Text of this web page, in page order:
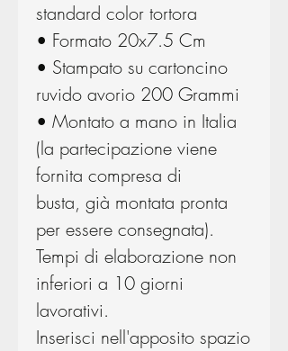
standard color tortora
• Formato 20x7.5 Cm
• Stampato su cartoncino
ruvido avorio 200 Grammi
• Montato a mano in Italia
(la partecipazione viene
fornita compresa di
busta, già montata pronta
per essere consegnata).
Tempi di elaborazione non
inferiori a 10 giorni
lavorativi.
Inserisci nell'apposito spazio